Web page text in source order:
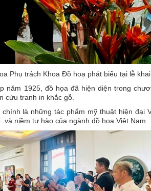
Phụ trách Khoa Đồ hoạ phát biểu tại lễ
1925, đồ họa đã hiện diện trong
cứu tranh in khắc gỗ.
là những tác phẩm mỹ thuật hiện đại
niềm tự hào của ngành đồ họa Việt Nam.